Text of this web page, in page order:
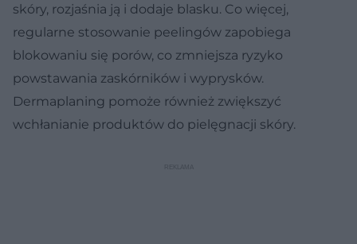
skóry, rozjaśnia ją i dodaje blasku. Co więcej,
regularne stosowanie peelingów zapobiega
blokowaniu się porów, co zmniejsza ryzyko
powstawania zaskórników i wyprysków.
Dermaplaning pomoże również zwiększyć
wchłanianie produktów do pielęgnacji skóry.